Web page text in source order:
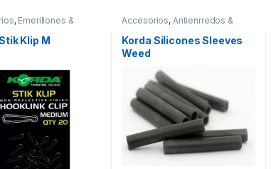
, Emerillones &
Klip M
Accesorios, Antienrredos &
Korda Silicones Sleeves
Weed